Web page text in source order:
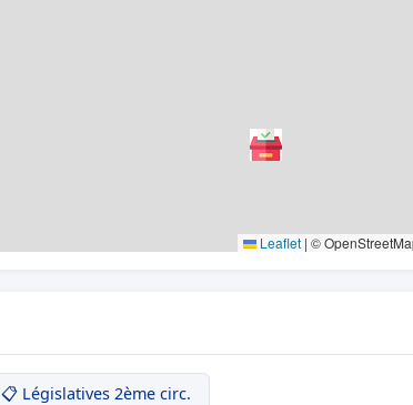
Leaflet | ©
📋 Législatives 2ème circ.